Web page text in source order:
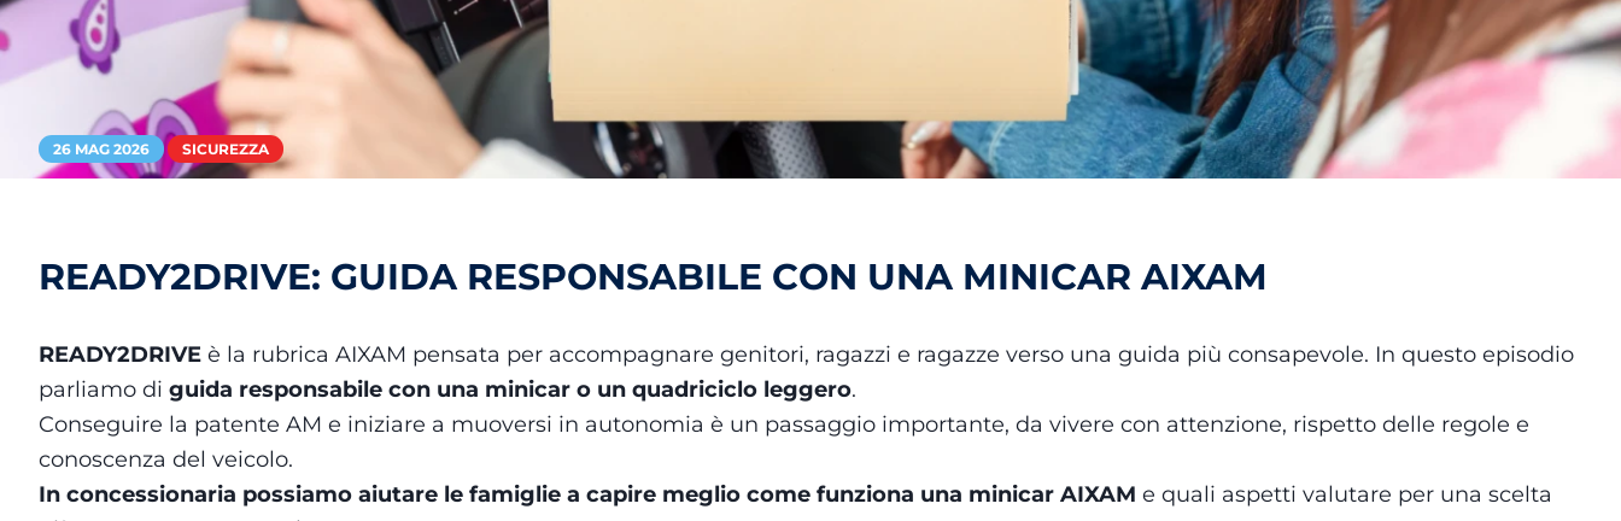
26 MAG 2026 SICUREZZA
READY2DRIVE: GUIDA RESPONSABILE CON UNA MINICAR AIXAM
READY2DRIVE è la rubrica AIXAM pensata per accompagnare genitori, ragazzi e ragazze verso una guida più consapevole. In questo episodio
parliamo di guida responsabile con una minicar o un quadriciclo leggero.
Conseguire la patente AM e iniziare a muoversi in autonomia è un passaggio importante, da vivere con attenzione, rispetto delle regole e
conoscenza del veicolo.
In concessionaria possiamo aiutare le famiglie a capire meglio come funziona una minicar AIXAM e quali aspetti valutare per una scelta